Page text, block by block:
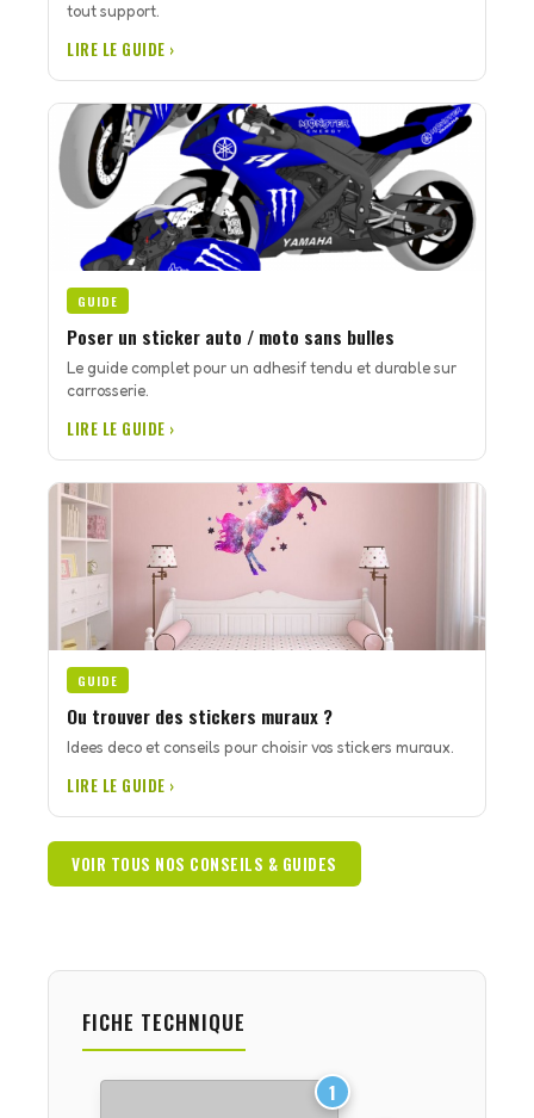
tout support.
LIRE LE GUIDE ›
GUIDE
Poser un sticker auto / moto sans bulles
Le guide complet pour un adhesif tendu et durable sur
carrosserie.
LIRE LE GUIDE ›
GUIDE
Ou trouver des stickers muraux ?
Idees deco et conseils pour choisir vos stickers muraux.
LIRE LE GUIDE ›
VOIR TOUS NOS CONSEILS & GUIDES
FICHE TECHNIQUE
1